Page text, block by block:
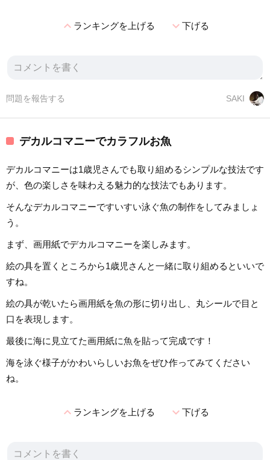
expand_lessランキングを上げる expand_more下げる
SAKI
問題を報告する
デカルコマニーでカラフルお魚
デカルコマニーは1歳児さんでも取り組めるシンプルな技法です
が、色の楽しさを味わえる魅力的な技法でもあります。
そんなデカルコマニーですいすい泳ぐ魚の制作をしてみましょ
う。
まず、画用紙でデカルコマニーを楽しみます。
絵の具を置くところから1歳児さんと一緒に取り組めるといいで
すね。
絵の具が乾いたら画用紙を魚の形に切り出し、丸シールで目と
口を表現します。
最後に海に見立てた画用紙に魚を貼って完成です！
海を泳ぐ様子がかわいらしいお魚をぜひ作ってみてください
ね。
expand_lessランキングを上げる expand_more下げる